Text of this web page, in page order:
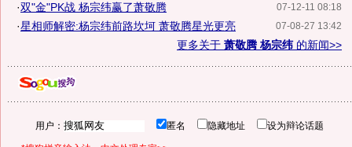
07-12-11 08:18
·双"金"PK战 杨宗纬赢了萧敬腾
07-08-27 13:42
·星相师解密:杨宗纬前路坎坷 萧敬腾星光更亮
更多关于 萧敬腾 杨宗纬的新闻>>
用户： 匿名 隐藏地址 设为辩论话题